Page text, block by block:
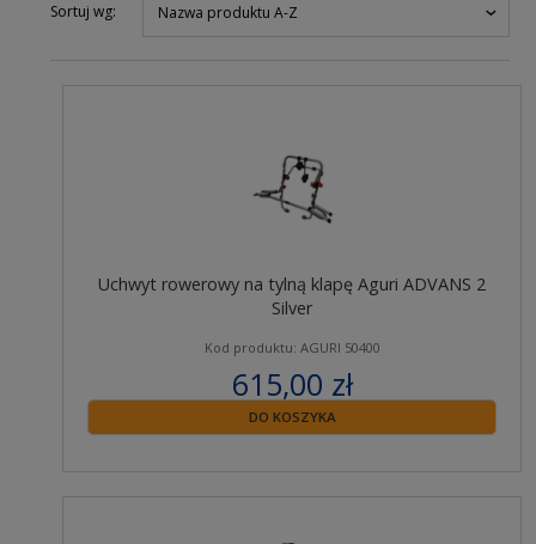
Sortuj wg: Nazwa produktu A-Z
Uchwyt rowerowy na tylną klapę Aguri ADVANS 2
Silver
Kod produktu: AGURI 50400
615,00 zł
zawiera 23% VAT
DO KOSZYKA